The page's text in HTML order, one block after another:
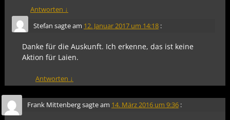
Antworten ↓
Stefan sagte am 12. Januar 2017 um 14:18 :
Danke für die Auskunft. Ich erkenne, das ist keine
Aktion für Laien.
Antworten ↓
Frank Mittenbergsagte am 14. März 2016 um 9:36 :